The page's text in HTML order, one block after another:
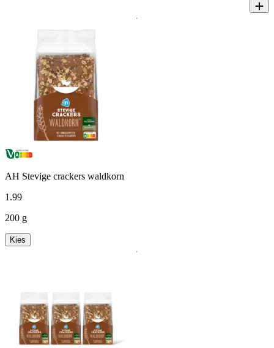
AH Stevige crackers waldkorn
1 .99
200 g
Kies